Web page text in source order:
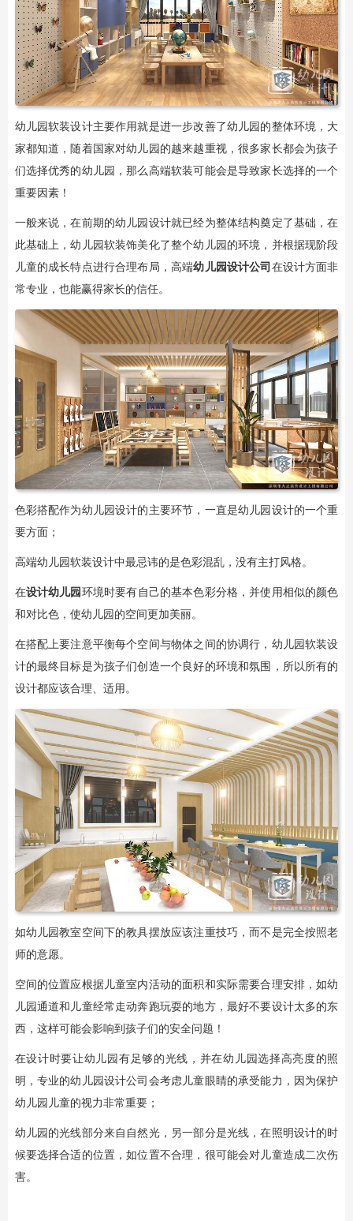
幼儿园软装设计主要作用就是进一步改善了幼儿园的整体环境，大
家都知道，随着国家对幼儿园的越来越重视，很多家长都会为孩子
们选择优秀的幼儿园，那么高端软装可能会是导致家长选择的一个
重要因素！
一般来说，在前期的幼儿园设计就已经为整体结构奠定了基础，在
此基础上，幼儿园软装饰美化了整个幼儿园的环境，并根据现阶段
儿童的成长特点进行合理布局，高端幼儿园设计公司 在设计方面非
常专业，也能赢得家长的信任。
色彩搭配作为幼儿园设计的主要环节，一直是幼儿园设计的一个重
要方面；
高端幼儿园软装设计中最忌讳的是色彩混乱，没有主打风格。
在设计幼儿园环境时要有自己的基本色彩分格，并使用相似的颜色
和对比色，使幼儿园的空间更加美丽。
在搭配上要注意平衡每个空间与物体之间的协调行，幼儿园软装设
计的最终目标是为孩子们创造一个良好的环境和氛围，所以所有的
设计都应该合理、适用。
如幼儿园教室空间下的教具摆放应该注重技巧，而不是完全按照老
师的意愿。
空间的位置应根据儿童室内活动的面积和实际需要合理安排，如幼
儿园通道和儿童经常走动奔跑玩耍的地方，最好不要设计太多的东
西，这样可能会影响到孩子们的安全问题！
在设计时要让幼儿园有足够的光线，并在幼儿园选择高亮度的照
明，专业的幼儿园设计公司会考虑儿童眼睛的承受能力，因为保护
幼儿园儿童的视力非常重要；
幼儿园的光线部分来自自然光，另一部分是光线，在照明设计的时
候要选择合适的位置，如位置不合理，很可能会对儿童造成二次伤
害。